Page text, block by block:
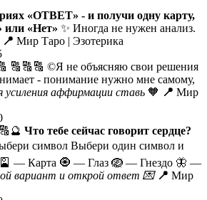
«ОТВЕТ» - и получи одну карту,
или «Нет» ✨ Иногда не нужен анализ.
📍 Мир Таро | Эзотерика
🔠🔠🔠 ©️Я не объясняю свои решения
- понимание нужно мне самому,
усиления аффирмации ставь 🧡 📍 Мир
Что тебе сейчас говорит сердце?
символ Выбери один символ и
🎴 — Карта 🧿 — Глаз 🪺 — Гнездо 🦋 —
вариант и открой ответ 💌 📍 Мир